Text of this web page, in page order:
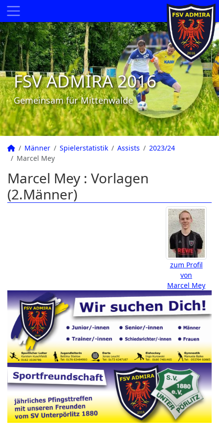
FSV ADMIRA 2016
Gemeinsam für Mittenwalde
Männer Spielerstatistik Assists
2023/24
Marcel Mey
Marcel Mey : Vorlagen
(2.Männer)
zum Profil
von
Marcel Mey